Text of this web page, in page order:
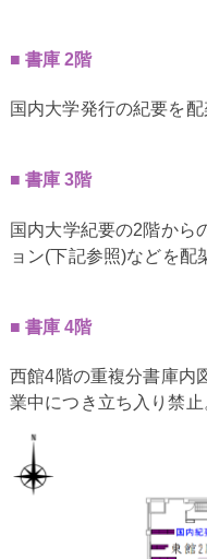
書庫 2階
国内大学発行の紀要を配
書庫 3階
国内大学紀要の2階から
ョン(下記参照)などを配
書庫 4階
西館4階の重複分書庫内
業中につき立ち入り禁止